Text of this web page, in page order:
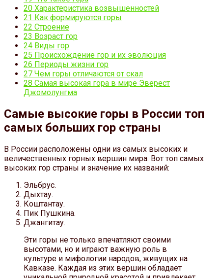
20 Характеристика возвышенностей
21 Как формируются горы
22 Строение
23 Возраст гор
24 Виды гор
25 Происхождение гор и их эволюция
26 Периоды жизни гор
27 Чем горы отличаются от скал
28 Самая высокая гора в мире Эверест
Джомолунгма
Самые высокие горы в России топ
самых больших гор страны
В России расположены одни из самых высоких и
величественных горных вершин мира. Вот топ самых
высоких гор страны и значение их названий:
Эльбрус.
Дыхтау.
Коштантау.
Пик Пушкина.
Джангитау.
Эти горы не только впечатляют своими
высотами, но и играют важную роль в
культуре и мифологии народов, живущих на
Кавказе. Каждая из этих вершин обладает